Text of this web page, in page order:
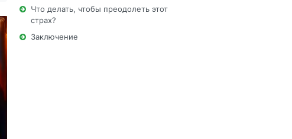
Что делать, чтобы преодолеть этот
страх?
Заключение